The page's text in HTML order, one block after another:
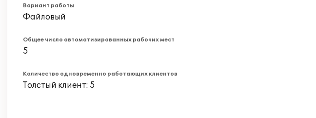
Вариант работы
Файловый
Общее число автоматизированных рабочих мест
5
Количество одновременно работающих клиентов
Толстый клиент: 5